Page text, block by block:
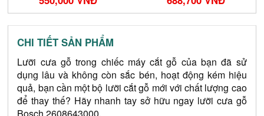
CHI TIẾT SẢN PHẨM
Lưỡi cưa gỗ trong chiếc máy cắt gỗ của bạn đã sử
dụng lâu và không còn sắc bén, hoạt động kém hiệu
quả, bạn cần một bộ lưỡi cắt gỗ mới với chất lượng cao
để thay thế? Hãy nhanh tay sở hữu ngay lưỡi cưa gỗ